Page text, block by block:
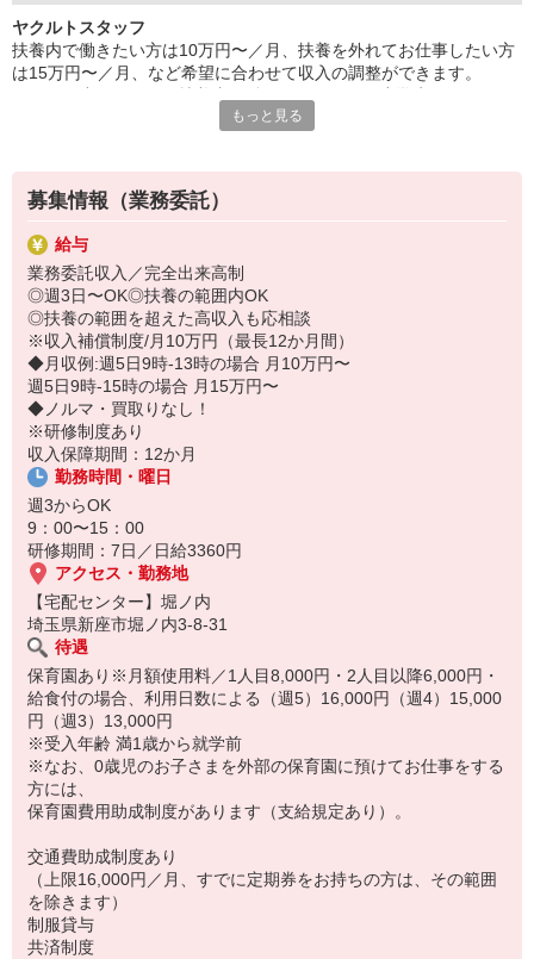
◆急なお休みにもスタッフ同士で快くフォロー
など、働くママの多いヤクルトならではの
仕事×育児のお悩みをスッキリ解決に導きます☆
ヤクルトスタッフ
扶養内で働きたい方は10万円〜／月、扶養を外れてお仕事したい方
は15万円〜／月、など希望に合わせて収入の調整ができます。
扶養を外れたい！など、ライフステージに合わせて働き方を変更し
9：00〜15：00の間で1日4時間〜
・平日のみ。土日・祝日はお休みです
・平日週3日〜OK
・WワークOK！
・活動曜日は希望曜日を固定して3日以上
ヤクルトのお仕事は委託手数料収入ですので、売上金額に応じて変
動します。
・収入補償制度あり（収入補償期間最長12か月間、支給規定あり）
・年収130万円位までの扶養範囲内でお仕事が可能です！
・ノルマ・商品買取りはありません！
もっと見る
募集情報（業務委託）
給与
業務委託収入／完全出来高制
◎週3日〜OK◎扶養の範囲内OK
◎扶養の範囲を超えた高収入も応相談
※収入補償制度/月10万円（最長12か月間）
◆月収例:週5日9時-13時の場合 月10万円〜
週5日9時-15時の場合 月15万円〜
◆ノルマ・買取りなし！
※研修制度あり
収入保障期間：12か月
勤務時間・曜日
週3からOK
9：00〜15：00
研修期間：7日／日給3360円
アクセス・勤務地
【宅配センター】堀ノ内
埼玉県新座市堀ノ内3-8-31
待遇
保育園あり※月額使用料／1人目8,000円・2人目以降6,000円・
給食付の場合、利用日数による（週5）16,000円（週4）15,000
円（週3）13,000円
※受入年齢 満1歳から就学前
※なお、0歳児のお子さまを外部の保育園に預けてお仕事をする
方には、
保育園費用助成制度があります（支給規定あり）。
交通費助成制度あり
（上限16,000円／月、すでに定期券をお持ちの方は、その範囲
を除きます）
制服貸与
共済制度